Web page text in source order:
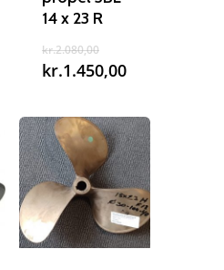
14 x 23 R
kr.2.080,00Den
oprindelige
kr.2.080,00.
kr.1.450,00Den
er:
kr.1.450,00.